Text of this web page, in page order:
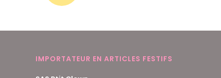
IMPORTATEUR EN ARTICLES FESTIFS